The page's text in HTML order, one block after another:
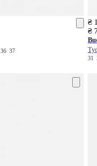
36 37
₴
₴
31